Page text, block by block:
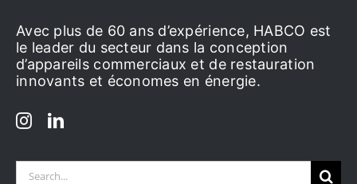
Avec plus de 60 ans d’expérience, HABCO est
le leader du secteur dans la conception
d’appareils commerciaux et de restauration
innovants et économes en énergie.
Search